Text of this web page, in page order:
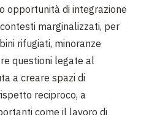
opportunità di integrazione
marginalizzati, per
rifugiati, minoranze
questioni legate al
a creare spazi di
reciproco, a
come il lavoro di